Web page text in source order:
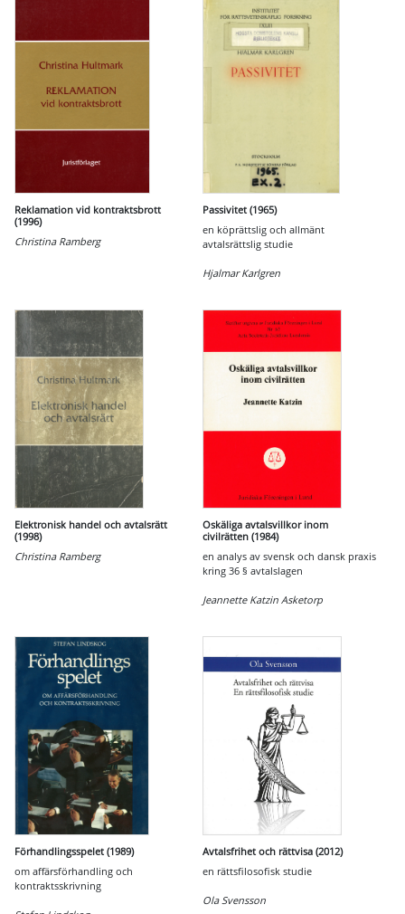
Reklamation vid kontraktsbrott
(1996)
Christina Ramberg
Passivitet (1965)
en köprättslig och allmänt
avtalsrättslig studie
Hjalmar Karlgren
Elektronisk handel och avtalsrätt
(1998)
Christina Ramberg
Oskäliga avtalsvillkor inom
civilrätten (1984)
en analys av svensk och dansk praxis
kring 36 § avtalslagen
Jeannette Katzin Asketorp
Förhandlingsspelet (1989)
om affärsförhandling och
kontraktsskrivning
Avtalsfrihet och rättvisa (2012)
en rättsfilosofisk studie
Ola Svensson